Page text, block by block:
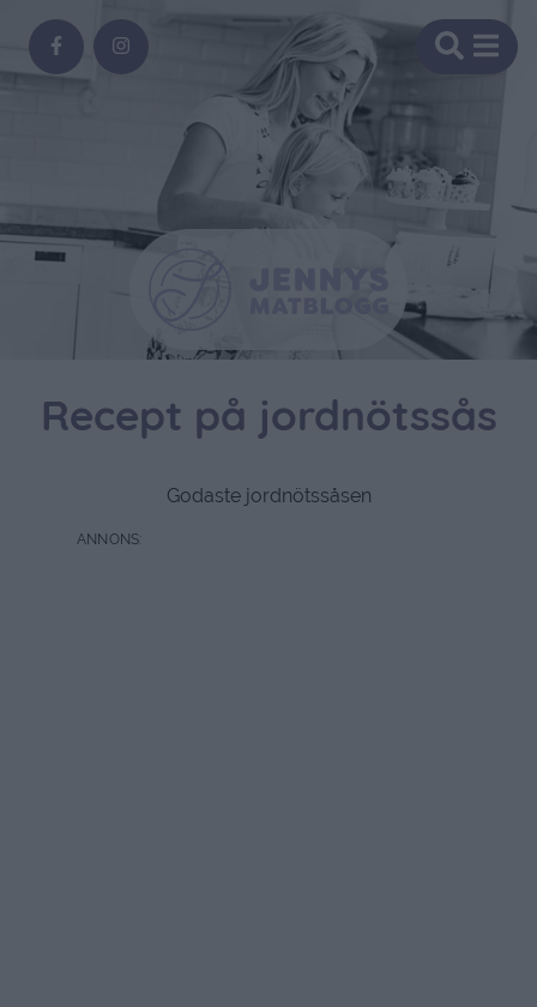
Recept på jordnötssås
Godaste jordnötssåsen